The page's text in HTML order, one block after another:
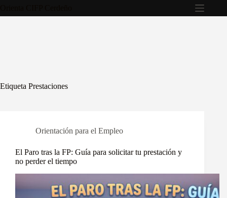
Etiqueta Prestaciones
Orientación para el Empleo
El Paro tras la FP: Guía para solicitar tu prestación y
no perder el tiempo